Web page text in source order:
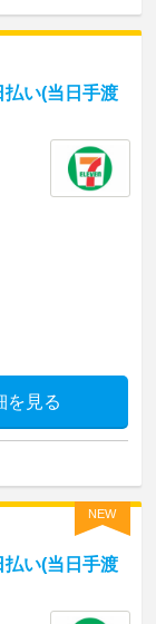
い(当日手渡
を見る
NEW
い(当日手渡